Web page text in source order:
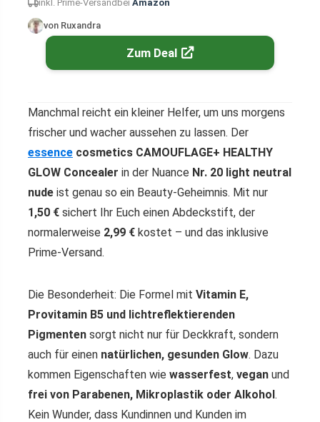
inkl. Prime-Versand bei Amazon
von Ruxandra
Zum Deal
Manchmal reicht ein kleiner Helfer, um uns morgens
frischer und wacher aussehen zu lassen. Der
essence cosmetics CAMOUFLAGE+ HEALTHY
GLOW Concealer in der Nuance Nr. 20 light neutral
nude ist genau so ein Beauty-Geheimnis. Mit nur
1,50 € sichert Ihr Euch einen Abdeckstift, der
normalerweise 2,99 € kostet – und das inklusive
Prime-Versand.
Die Besonderheit: Die Formel mit Vitamin E,
Provitamin B5 und lichtreflektierenden
Pigmenten sorgt nicht nur für Deckkraft, sondern
auch für einen natürlichen, gesunden Glow. Dazu
kommen Eigenschaften wie wasserfest, vegan und
frei von Parabenen, Mikroplastik oder Alkohol.
Kein Wunder, dass Kundinnen und Kunden im